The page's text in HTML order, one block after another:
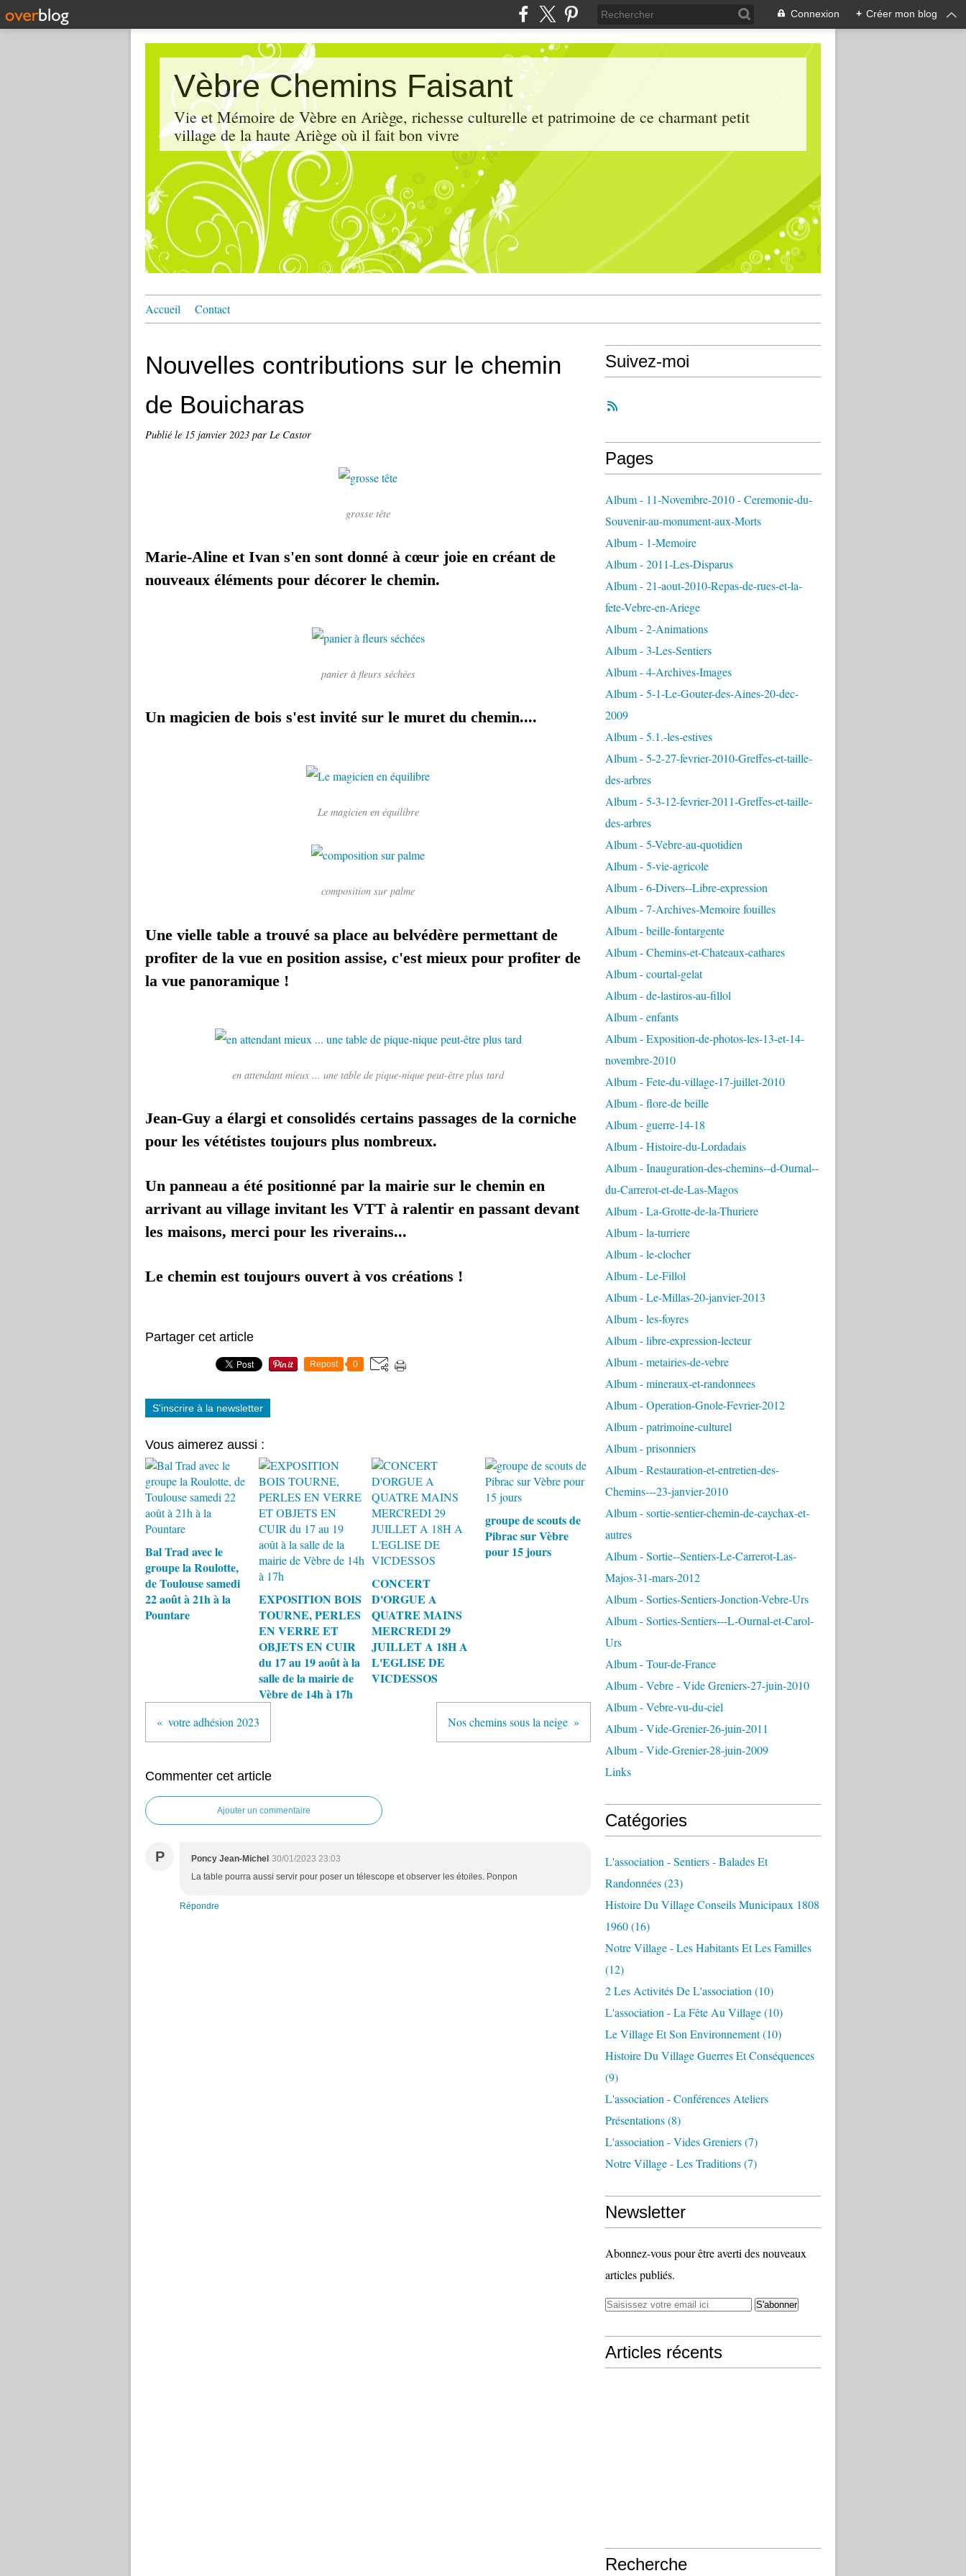
Connexion + Créer mon blog
Vèbre Chemins Faisant
Vie et Mémoire de Vèbre en Ariège, richesse culturelle et patrimoine de ce charmant petit
village de la haute Ariège où il fait bon vivre
Accueil Contact
Nouvelles contributions sur le chemin
de Bouicharas
Publié le 15 janvier 2023 par Le Castor
grosse tête
Marie-Aline et Ivan s'en sont donné à cœur joie en créant de
nouveaux éléments pour décorer le chemin.
panier à fleurs séchées
Un magicien de bois s'est invité sur le muret du chemin....
Le magicien en équilibre
composition sur palme
Une vielle table a trouvé sa place au belvédère permettant de
profiter de la vue en position assise, c'est mieux pour profiter de
la vue panoramique !
en attendant mieux ... une table de pique-nique peut-être plus tard
Jean-Guy a élargi et consolidés certains passages de la corniche
pour les vététistes toujours plus nombreux.
Un panneau a été positionné par la mairie sur le chemin en
arrivant au village invitant les VTT à ralentir en passant devant
les maisons, merci pour les riverains...
Le chemin est toujours ouvert à vos créations !
Partager cet article
Repost 0
S'inscrire à la newsletter
Vous aimerez aussi :
Bal Trad avec le
groupe la Roulotte,
de Toulouse samedi
22 août à 21h à la
Pountare
EXPOSITION BOIS
TOURNE, PERLES
EN VERRE ET
OBJETS EN CUIR
du 17 au 19 août à la
salle de la mairie de
Vèbre de 14h à 17h
CONCERT
D'ORGUE A
QUATRE MAINS
MERCREDI 29
JUILLET A 18H A
L'EGLISE DE
VICDESSOS
groupe de scouts de
Pibrac sur Vèbre
pour 15 jours
votre adhésion 2023 Nos chemins sous la neige
Commenter cet article
Ajouter un commentaire
P Poncy Jean-Michel 30/01/2023 23:03
La table pourra aussi servir pour poser un télescope et observer les étoiles. Ponpon
Répondre
Suivez-moi
Pages
Album - 11-Novembre-2010 - Ceremonie-du-
Souvenir-au-monument-aux-Morts
Album - 1-Memoire
Album - 2011-Les-Disparus
Album - 21-aout-2010-Repas-de-rues-et-la-
fete-Vebre-en-Ariege
Album - 2-Animations
Album - 3-Les-Sentiers
Album - 4-Archives-Images
Album - 5-1-Le-Gouter-des-Aines-20-dec-
2009
Album - 5.1.-les-estives
Album - 5-2-27-fevrier-2010-Greffes-et-taille-
des-arbres
Album - 5-3-12-fevrier-2011-Greffes-et-taille-
des-arbres
Album - 5-Vebre-au-quotidien
Album - 5-vie-agricole
Album - 6-Divers--Libre-expression
Album - 7-Archives-Memoire fouilles
Album - beille-fontargente
Album - Chemins-et-Chateaux-cathares
Album - courtal-gelat
Album - de-lastiros-au-fillol
Album - enfants
Album - Exposition-de-photos-les-13-et-14-
novembre-2010
Album - Fete-du-village-17-juillet-2010
Album - flore-de beille
Album - guerre-14-18
Album - Histoire-du-Lordadais
Album - Inauguration-des-chemins--d-Ournal--
du-Carrerot-et-de-Las-Magos
Album - La-Grotte-de-la-Thuriere
Album - la-turriere
Album - le-clocher
Album - Le-Fillol
Album - Le-Millas-20-janvier-2013
Album - les-foyres
Album - libre-expression-lecteur
Album - metairies-de-vebre
Album - mineraux-et-randonnees
Album - Operation-Gnole-Fevrier-2012
Album - patrimoine-culturel
Album - prisonniers
Album - Restauration-et-entretien-des-
Chemins---23-janvier-2010
Album - sortie-sentier-chemin-de-caychax-et-
autres
Album - Sortie--Sentiers-Le-Carrerot-Las-
Majos-31-mars-2012
Album - Sorties-Sentiers-Jonction-Vebre-Urs
Album - Sorties-Sentiers---L-Ournal-et-Carol-
Urs
Album - Tour-de-France
Album - Vebre - Vide Greniers-27-juin-2010
Album - Vebre-vu-du-ciel
Album - Vide-Grenier-26-juin-2011
Album - Vide-Grenier-28-juin-2009
Links
Catégories
L'association - Sentiers - Balades Et
Randonnées(23)
Histoire Du Village Conseils Municipaux 1808
1960(16)
Notre Village - Les Habitants Et Les Familles
(12)
2 Les Activités De L'association (10)
L'association - La Fête Au Village(10)
Le Village Et Son Environnement(10)
Histoire Du Village Guerres Et Conséquences
(9)
L'association - Conférences Ateliers
Présentations(8)
L'association - Vides Greniers(7)
Notre Village - Les Traditions(7)
Newsletter
Abonnez-vous pour être averti des nouveaux
articles publiés.
Articles récents
Recherche